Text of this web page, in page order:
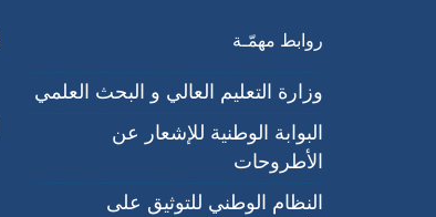
روابط مهمّـة
وزارة التعليم العالي و البحث العلمي
البوابة الوطنية للإشعار عن
الأطروحات
النظام الوطني للتوثيق على